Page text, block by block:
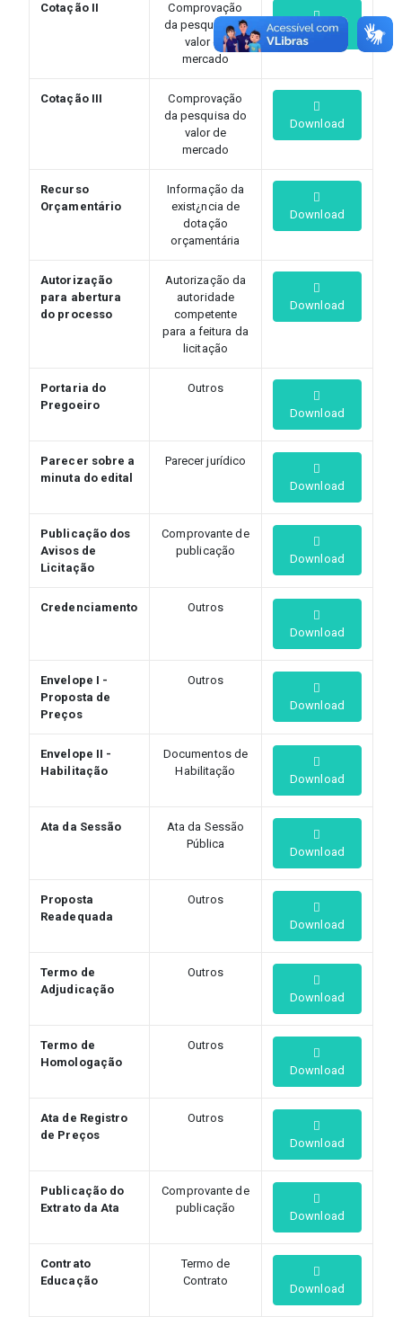
Cotação II
Comprovação
da pesquisa do
valor de
mercado
Download
Cotação III
Comprovação
da pesquisa do
valor de
mercado
Download
Recurso
Orçamentário
Informação da
exist¿ncia de
dotação
orçamentária
Download
Autorização
para abertura
do processo
Autorização da
autoridade
competente
para a feitura da
licitação
Download
Portaria do
Pregoeiro
Outros
Download
Parecer sobre a
minuta do edital
Parecer jurídico
Download
Publicação dos
Avisos de
Licitação
Comprovante de
publicação
Download
Credenciamento
Outros
Download
Envelope I -
Proposta de
Preços
Outros
Download
Envelope II -
Habilitação
Documentos de
Habilitação
Download
Ata da Sessão
Ata da Sessão
Pública
Download
Proposta
Readequada
Outros
Download
Termo de
Adjudicação
Outros
Download
Termo de
Homologação
Outros
Download
Ata de Registro
de Preços
Outros
Download
Publicação do
Extrato da Ata
Comprovante de
publicação
Download
Contrato
Educação
Termo de
Contrato
Download